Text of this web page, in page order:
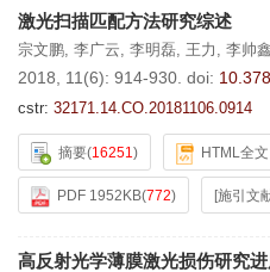
激光扫描匹配方法研究综述
宗文鹏, 李广云, 李明磊, 王力 , 李帅鑫
2018, 11(6): 914-930. doi:
cstr: 32171.14.CO.20181106.0914
摘要(16251) HTML全文
PDF 1952KB(772) [施引文
高反射光学薄膜激光损伤研究